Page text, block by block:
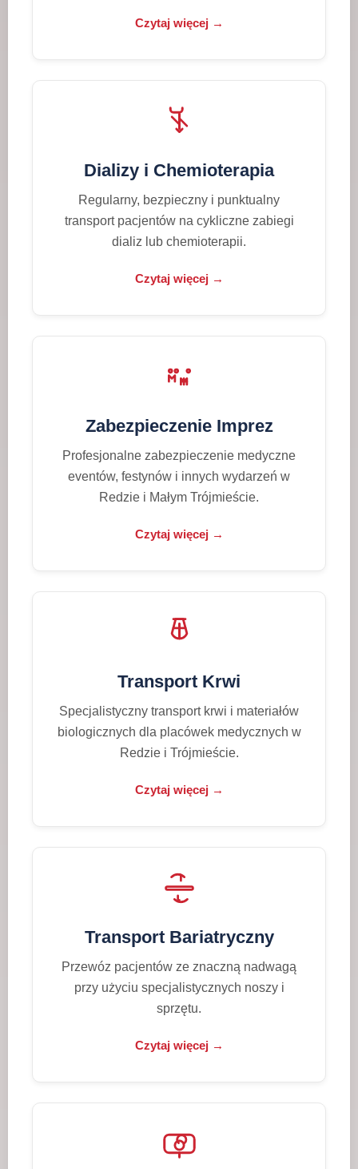
Czytaj więcej →
Dializy i Chemioterapia
Regularny, bezpieczny i punktualny
transport pacjentów na cykliczne zabiegi
dializ lub chemioterapii.
Czytaj więcej →
Zabezpieczenie Imprez
Profesjonalne zabezpieczenie medyczne
eventów, festynów i innych wydarzeń w
Redzie i Małym Trójmieście.
Czytaj więcej →
Transport Krwi
Specjalistyczny transport krwi i materiałów
biologicznych dla placówek medycznych w
Redzie i Trójmieście.
Czytaj więcej →
Transport Bariatryczny
Przewóz pacjentów ze znaczną nadwagą
przy użyciu specjalistycznych noszy i
sprzętu.
Czytaj więcej →